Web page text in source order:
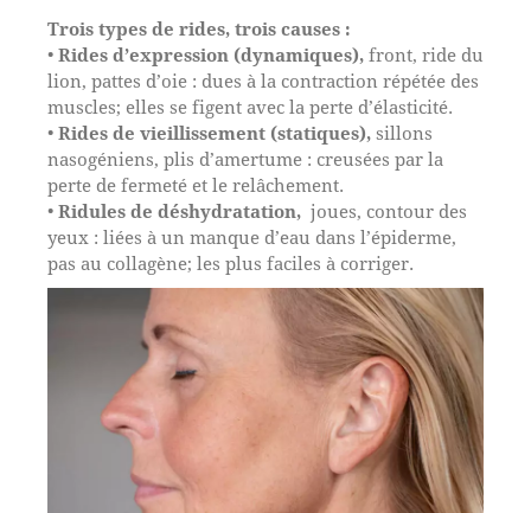
Trois types de rides, trois causes :
• Rides d’expression (dynamiques), front, ride du
lion, pattes d’oie : dues à la contraction répétée des
muscles; elles se figent avec la perte d’élasticité.
• Rides de vieillissement (statiques), sillons
nasogéniens, plis d’amertume : creusées par la
perte de fermeté et le relâchement.
• Ridules de déshydratation, joues, contour des
yeux : liées à un manque d’eau dans l’épiderme,
pas au collagène; les plus faciles à corriger.